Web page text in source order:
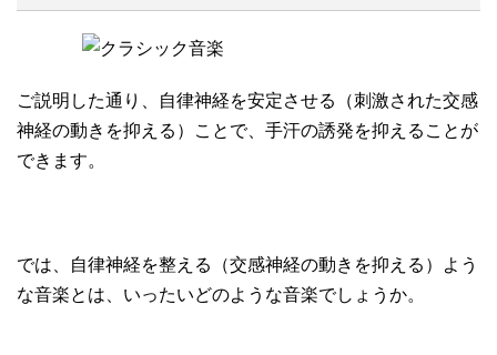
ご説明した通り、自律神経を安定させる（刺激された交感
神経の動きを抑える）ことで、手汗の誘発を抑えることが
できます。
では、自律神経を整える（交感神経の動きを抑える）よう
な音楽とは、いったいどのような音楽でしょうか。